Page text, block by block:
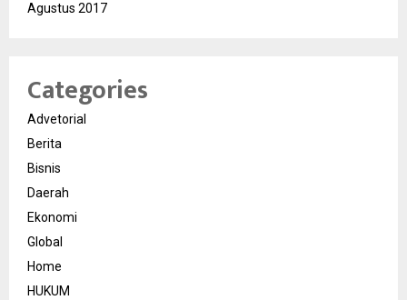
Agustus 2017
Categories
Advetorial
Berita
Bisnis
Daerah
Ekonomi
Global
Home
HUKUM